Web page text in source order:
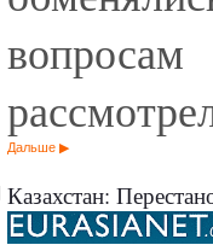
вопросам
Дальше
Казахстан: